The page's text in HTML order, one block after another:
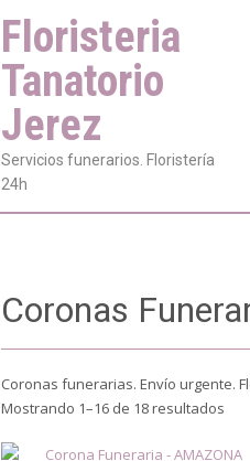
Floristeria
Tanatorio
Jerez
Servicios funerarios. Floristería
24h
Coronas
Coronas funerarias. Envío urgente.
Mostrando 1–16 de 18 resultados